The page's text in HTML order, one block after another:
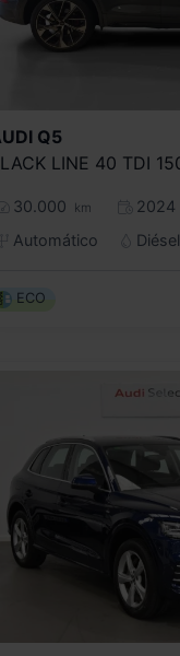
Q5
30.000 km
2024
Automático
Diésel
ECO